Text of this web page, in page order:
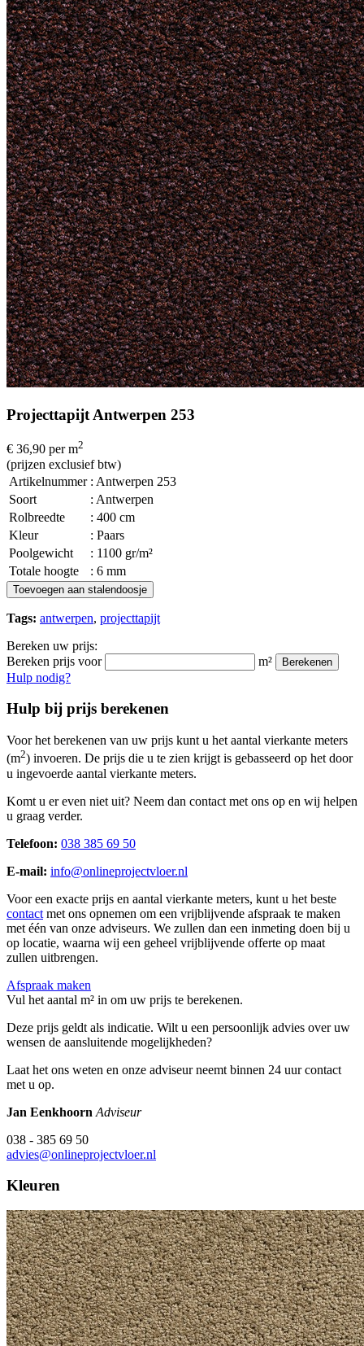
Projecttapijt Antwerpen 253
€ 36,90 per m2
(prijzen exclusief btw)
Artikelnummer : Antwerpen 253
Soort
: Antwerpen
Rolbreedte
: 400 cm
Kleur
: Paars
Poolgewicht
: 1100 gr/m²
Totale hoogte
: 6 mm
Toevoegen aan stalendoosje
Tags: antwerpen, projecttapijt
Bereken uw prijs:
Bereken prijs voor
m² Berekenen
Hulp nodig?
Hulp bij prijs berekenen
Voor het berekenen van uw prijs kunt u het aantal vierkante meters
(m2) invoeren. De prijs die u te zien krijgt is gebasseerd op het door
u ingevoerde aantal vierkante meters.
Komt u er even niet uit? Neem dan contact met ons op en wij helpen
u graag verder.
Telefoon: 038 385 69 50
E-mail: info@onlineprojectvloer.nl
Voor een exacte prijs en aantal vierkante meters, kunt u het beste
contact met ons opnemen om een vrijblijvende afspraak te maken
met één van onze adviseurs. We zullen dan een inmeting doen bij u
op locatie, waarna wij een geheel vrijblijvende offerte op maat
zullen uitbrengen.
Afspraak maken
Vul het aantal m² in om uw prijs te berekenen.
Deze prijs geldt als indicatie. Wilt u een persoonlijk advies over uw
wensen de aansluitende mogelijkheden?
Laat het ons weten en onze adviseur neemt binnen 24 uur contact
met u op.
Jan Eenkhoorn Adviseur
038 - 385 69 50
advies@onlineprojectvloer.nl
Kleuren